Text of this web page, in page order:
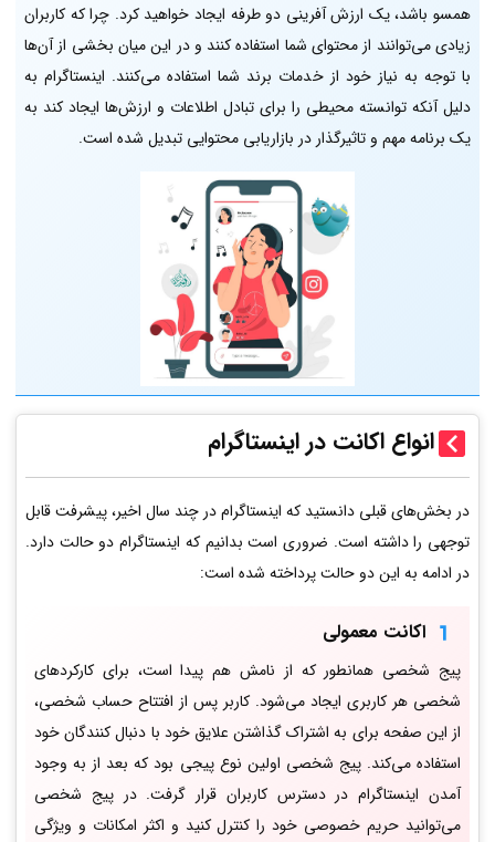
همسو باشد، یک ارزش آفرینی دو طرفه ایجاد خواهید کرد. چرا که کاربران
زیادی می‌توانند از محتوای شما استفاده کنند و در این میان بخشی از آن‌ها
با توجه به نیاز خود از خدمات برند شما استفاده می‌کنند. اینستاگرام به
دلیل آنکه توانسته محیطی را برای تبادل اطلاعات و ارزش‌ها ایجاد کند به
یک برنامه مهم و تاثیرگذار در بازاریابی محتوایی تبدیل شده است.
انواع اکانت در اینستاگرام
در بخش‌های قبلی دانستید که اینستاگرام در چند سال اخیر، پیشرفت قابل
توجهی را داشته است. ضروری است بدانیم که اینستاگرام دو حالت دارد.
در ادامه به این دو حالت پرداخته شده است:
اکانت معمولی
پیج شخصی همانطور که از نامش هم پیدا است، برای کارکردهای
شخصی هر کاربری ایجاد می‌شود. کاربر پس از افتتاح حساب شخصی،
از این صفحه برای به اشتراک گذاشتن علایق خود با دنبال کنندگان خود
استفاده می‌کند. پیج شخصی اولین نوع پیجی بود که بعد از به وجود
آمدن اینستاگرام در دسترس کاربران قرار گرفت. در پیج شخصی
می‌توانید حریم خصوصی خود را کنترل کنید و اکثر امکانات و ویژگی